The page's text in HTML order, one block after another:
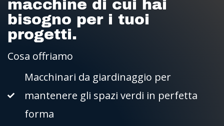
macchine di cui hai
bisogno per i tuoi
progetti.
Cosa offriamo
Macchinari da giardinaggio per
mantenere gli spazi verdi in perfetta
forma